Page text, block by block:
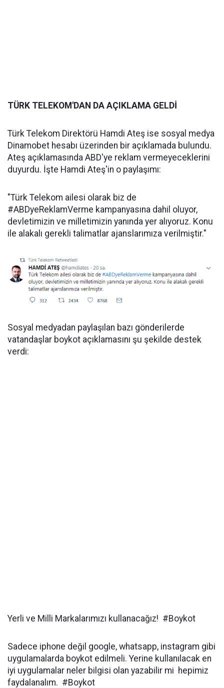
TÜRK TELEKOM'DAN DA AÇIKLAMA GELDİ
Türk Telekom Direktörü Hamdi Ateş ise sosyal medya
Dinamobet hesabı üzerinden bir açıklamada bulundu.
Ateş açıklamasında ABD'ye reklam vermeyeceklerini
duyurdu. İşte Hamdi Ateş'in o paylaşımı:
"Türk Telekom ailesi olarak biz de
#ABDyeReklamVerme kampanyasına dahil oluyor,
devletimizin ve milletimizin yanında yer alıyoruz. Konu
ile alakalı gerekli talimatlar ajanslarımıza verilmiştir."
Sosyal medyadan paylaşılan bazı gönderilerde
vatandaşlar boykot açıklamasını şu şekilde destek
verdi:
Yerli ve Milli Markalarımızı kullanacağız! #Boykot
Sadece iphone değil google, whatsapp, instagram gibi
uygulamalarda boykot edilmeli. Yerine kullanılacak en
iyi uygulamalar neler bilgisi olan yazabilir mi hepimiz
faydalanalım. #Boykot